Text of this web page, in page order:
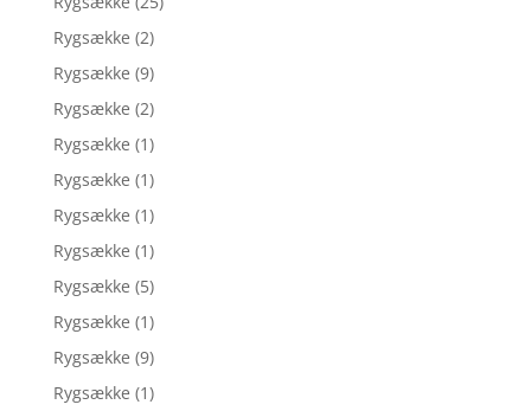
Rygsække (2)
Rygsække (9)
Rygsække (2)
Rygsække (1)
Rygsække (1)
Rygsække (1)
Rygsække (1)
Rygsække (5)
Rygsække (1)
Rygsække (9)
Rygsække (1)